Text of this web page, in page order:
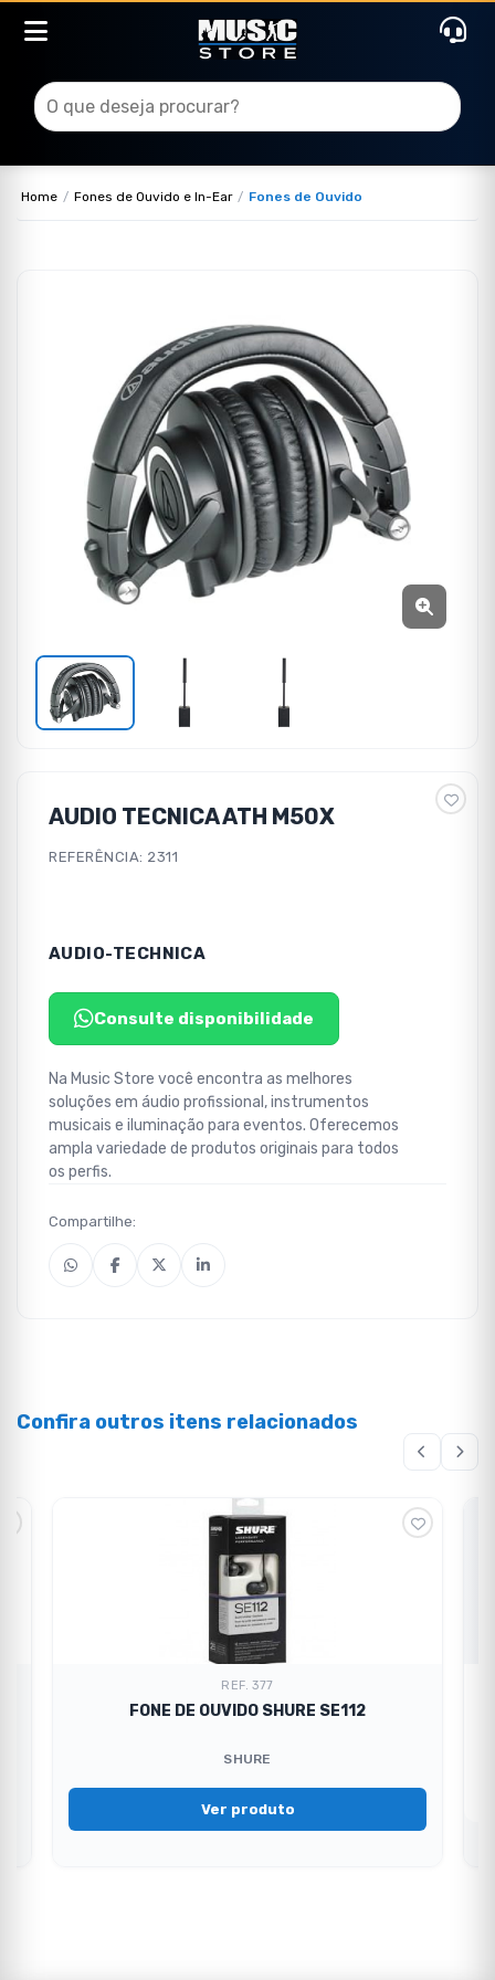
Home Fones de Ouvido e In-Ear Fones de Ouvido
AUDIO TECNICA ATH M50X
REFERÊNCIA: 2311
AUDIO-TECHNICA
Consulte disponibilidade
Na Music Store você encontra as melhores
soluções em áudio profissional, instrumentos
musicais e iluminação para eventos. Oferecemos
ampla variedade de produtos originais para todos
os perfis.
Compartilhe:
Confira outros itens relacionados
REF. 377
FONE DE OUVIDO SHURE SE112
SHURE
Ver produto